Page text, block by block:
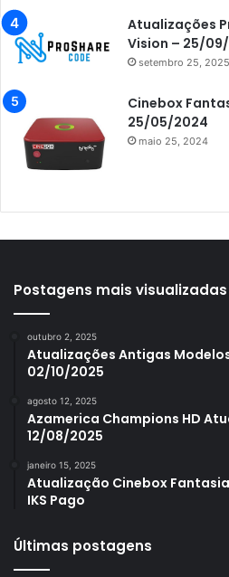
Azamerica i5 IPTV
Azamerica i7 IPTV
Azamerica King
Azamerica King
Azamerica King
Azamerica Mobi
Azamerica S1005
Azamerica S1006
Azamerica S1007
Azamerica S1007
Azamerica S1009
Azamerica S2005
Atualizações
Vision – 25/
setembro 25, 2025
Cinebox
25/05/2024
maio 25, 2024
Postagens mais visualizadas
outubro 2, 2025
Atualizações Antigas
02/10/2025
agosto 12, 2025
Azamerica Champions HD
12/08/2025
janeiro 15, 2025
Atualização Cinebox Fantasia
IKS Pago
Últimas postagens